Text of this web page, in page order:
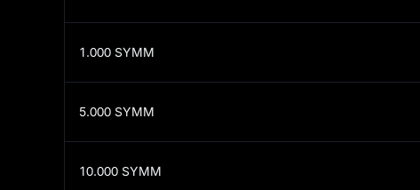
1.000 SYMM
5.000 SYMM
10.000 SYMM